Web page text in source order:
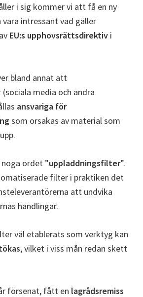
i sig kommer vi att få en ny
intressant vad gäller
EU:s upphovsrättsdirektiv i
bland annat att
media och andra
ansvariga för
som orsakas av material som
ordet ”uppladdningsfilter”.
filter i praktiken det
att undvika
handlingar.
väl etablerats som verktyg kan
, vilket i viss mån redan skett
försenat, fått en lagrådsremiss